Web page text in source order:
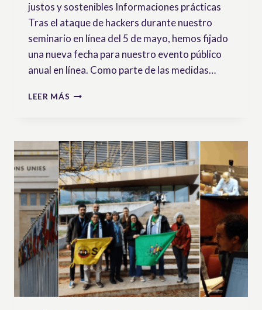
justos y sostenibles Informaciones prácticas
Tras el ataque de hackers durante nuestro
seminario en línea del 5 de mayo, hemos fijado
una nueva fecha para nuestro evento público
anual en línea. Como parte de las medidas…
LEER MÁS ¡NUEVA
LA
FECHA
E
INSCRÍBETE
–
WEBINAR
SOBRE
LXS
TITULARES
DE
DERECHOS
DE
LA